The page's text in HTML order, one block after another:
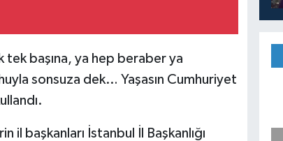
tek başına, ya hep beraber ya
sonsuza dek… Yaşasın Cumhuriyet
il başkanları İstanbul İl Başkanlığı